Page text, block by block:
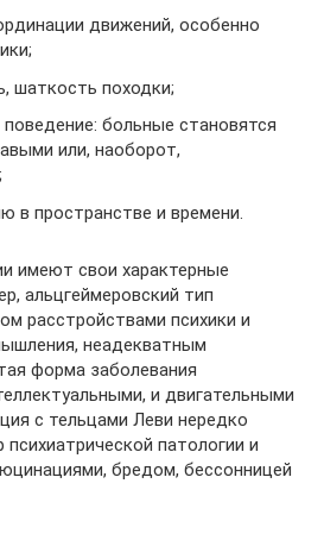
движений, особенно
шаткость походки;
больные становятся
или, наоборот,
в пространстве и времени.
имеют свои характерные
альцгеймеровский тип
расстройствами психики и
неадекватным
форма заболевания
и двигательными
с тельцами Леви нередко
психиатрической патологии и
бредом, бессонницей